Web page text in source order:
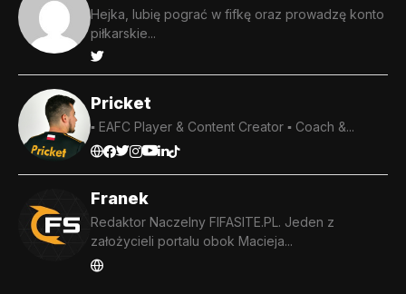
Hejka, lubię pograć w fifkę oraz prowadzę konto
piłkarskie...
Pricket
▪️ EAFC Player & Content Creator ▪️ Coach &...
Franek
Redaktor Naczelny FIFASITE.PL. Jeden z
założycieli portalu obok Macieja...